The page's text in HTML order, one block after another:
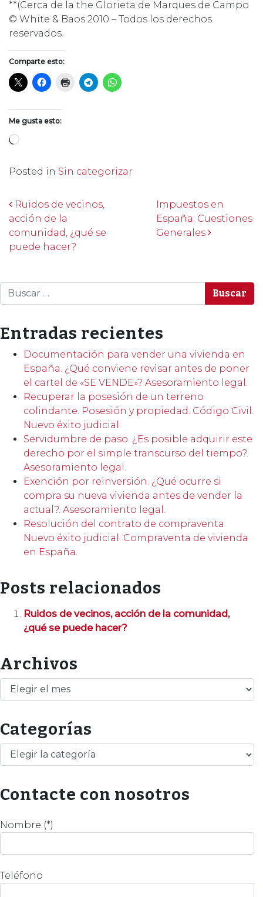
**(Cerca de la the Glorieta de Marques de Campo
© White & Baos 2010 – Todos los derechos
reservados.
Comparte esto:
Me gusta esto:
Cargando...
Posted in Sin categorizar
Post navigation
Ruidos de vecinos,
acción de la
comunidad, ¿qué se
puede hacer?
Impuestos en
España: Cuestiones
Generales
Buscar
Entradas recientes
Documentación para vender una vivienda en
España. ¿Qué conviene revisar antes de poner
el cartel de «SE VENDE»? Asesoramiento legal.
Recuperar la posesión de un terreno
colindante. Posesión y propiedad. Código Civil.
Nuevo éxito judicial.
Servidumbre de paso. ¿Es posible adquirir este
derecho por el simple transcurso del tiempo?.
Asesoramiento legal.
Exención por reinversión. ¿Qué ocurre si
compra su nueva vivienda antes de vender la
actual?. Asesoramiento legal.
Resolución del contrato de compraventa.
Nuevo éxito judicial. Compraventa de vivienda
en España.
Posts relacionados
Ruidos de vecinos, acción de la comunidad,
¿qué se puede hacer?
Archivos
Archivos
Categorías
Categorías
Contacte con nosotros
Nombre (*)
Teléfono